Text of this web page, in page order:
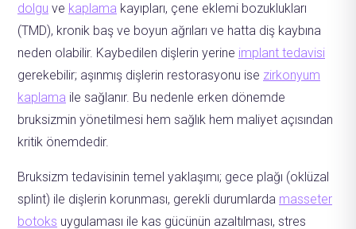
dolgu ve kaplama kayıpları, çene eklemi bozuklukları
(TMD), kronik baş ve boyun ağrıları ve hatta diş kaybına
neden olabilir. Kaybedilen dişlerin yerine implant tedavisi
gerekebilir; aşınmış dişlerin restorasyonu ise zirkonyum
kaplama ile sağlanır. Bu nedenle erken dönemde
bruksizmin yönetilmesi hem sağlık hem maliyet açısından
kritik önemdedir.
Bruksizm tedavisinin temel yaklaşımı; gece plağı (oklüzal
splint) ile dişlerin korunması, gerekli durumlarda masseter
botoks uygulaması ile kas gücünün azaltılması, stres